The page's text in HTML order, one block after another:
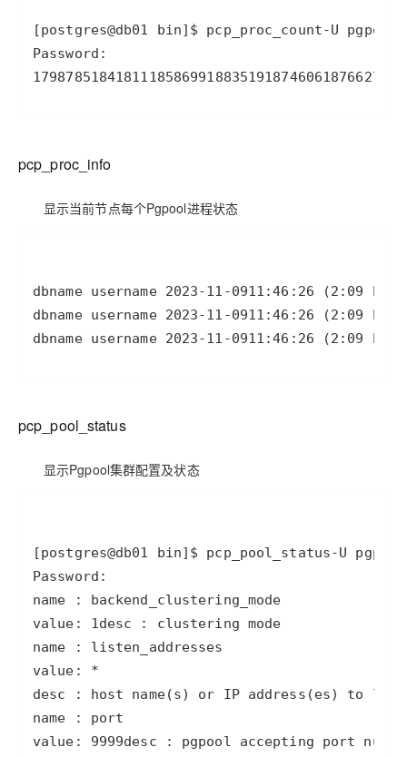
[postgres@db01 bin] $ pcp_proc_count-U
179878518418111858699188351918746061876627
pcp_proc_info
显示当前节点每个Pgpool进程状态
dbname username 2023-11 -0911 :46:26 (2:09
dbname username 2023-11 -0911 :46:26 (2:09
dbname username 2023-11 -0911 :46:26 (2:09
pcp_pool_status
显示Pgpool集群配置及状态
[postgres@db01 bin] $ pcp_pool_status-U
value: 1
value: 9999